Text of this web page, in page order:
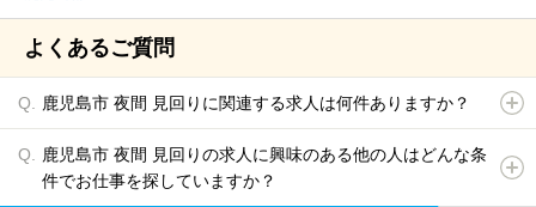
よくあるご質問
鹿児島市 夜間 見回りに関連する求人は何件ありますか？
鹿児島市 夜間 見回りの求人に興味のある他の人はどんな条
件でお仕事を探していますか？